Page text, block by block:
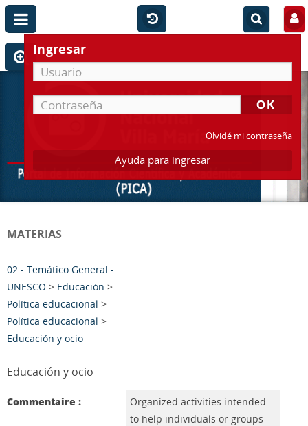
Ingresar
Olvidé mi contraseña
Ayuda para ingresar
MATERIAS
02 - Temático General -
UNESCO > Educación >
Política educacional >
Política educacional >
Educación y ocio
Educación y ocio
Commentaire :
Organized activities intended
to help individuals or groups